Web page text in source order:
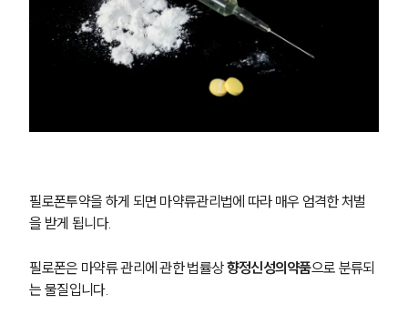
필로폰투약을 하게 되면 마약류관리법에 따라 매우 엄격한 처벌
을 받게 됩니다.
필로폰은 마약류 관리에 관한 법률상 향정신성의약품으로 분류되
는 물질입니다.